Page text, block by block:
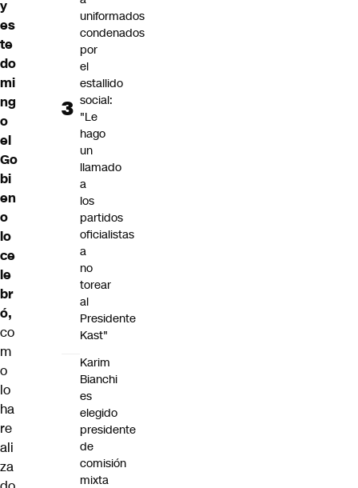
y
es
te
do
mi
ng
o
el
Go
bi
en
o
lo
ce
le
br
ó,
co
m
o
lo
ha
re
ali
za
uniformados
condenados
por
el
estallido
social:
"Le
hago
un
llamado
a
los
partidos
oficialistas
a
no
torear
al
Presidente
Kast"
Karim
Bianchi
es
elegido
presidente
de
comisión
mixta